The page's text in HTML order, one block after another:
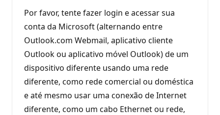
Por favor, tente fazer login e acessar sua
conta da Microsoft (alternando entre
Outlook.com Webmail, aplicativo cliente
Outlook ou aplicativo móvel Outlook) de um
dispositivo diferente usando uma rede
diferente, como rede comercial ou doméstica
e até mesmo usar uma conexão de Internet
diferente, como um cabo Ethernet ou rede,